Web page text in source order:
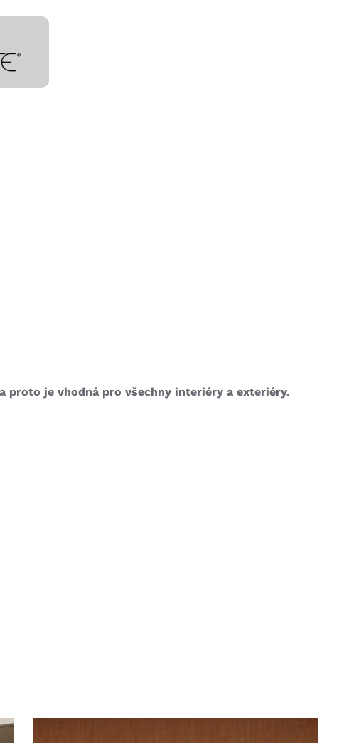
proto je vhodná pro všechny interiéry a exteriéry.